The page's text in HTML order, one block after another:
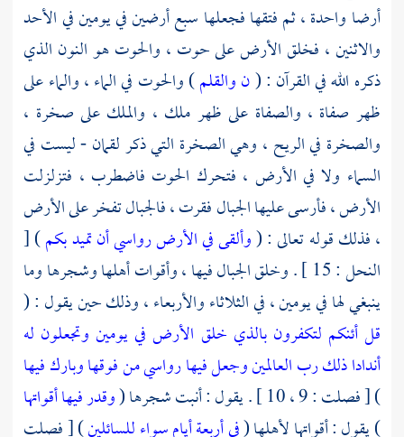
أرضا واحدة ، ثم فتقها فجعلها سبع أرضين في يومين في الأحد
والاثنين ، فخلق الأرض على حوت ، والحوت هو النون الذي
ذكره الله في القرآن : (ن والقلم) والحوت في الماء ، والماء على
ظهر صفاة ، والصفاة على ظهر ملك ، والملك على صخرة ،
والصخرة في الريح ، وهي الصخرة التي ذكر لقمان - ليست في
السماء ولا في الأرض ، فتحرك الحوت فاضطرب ، فتزلزلت
الأرض ، فأرسى عليها الجبال فقرت ، فالجبال تفخر على الأرض
، فذلك قوله تعالى : (وألقى في الأرض رواسي أن تميد بكم) [
النحل : 15 ] . وخلق الجبال فيها ، وأقوات أهلها وشجرها وما
ينبغي لها في يومين ، في الثلاثاء والأربعاء ، وذلك حين يقول : (
قل أئنكم لتكفرون بالذي خلق الأرض في يومين وتجعلون له
أندادا ذلك رب العالمينوجعل فيها رواسي من فوقها وبارك فيها
) [ فصلت : 9 ، 10 ] . يقول : أنبت شجرها (
وقدر فيها أقواتها
) يقول : أقواتها لأهلها (في أربعة أيام سواء للسائلين) [ فصلت